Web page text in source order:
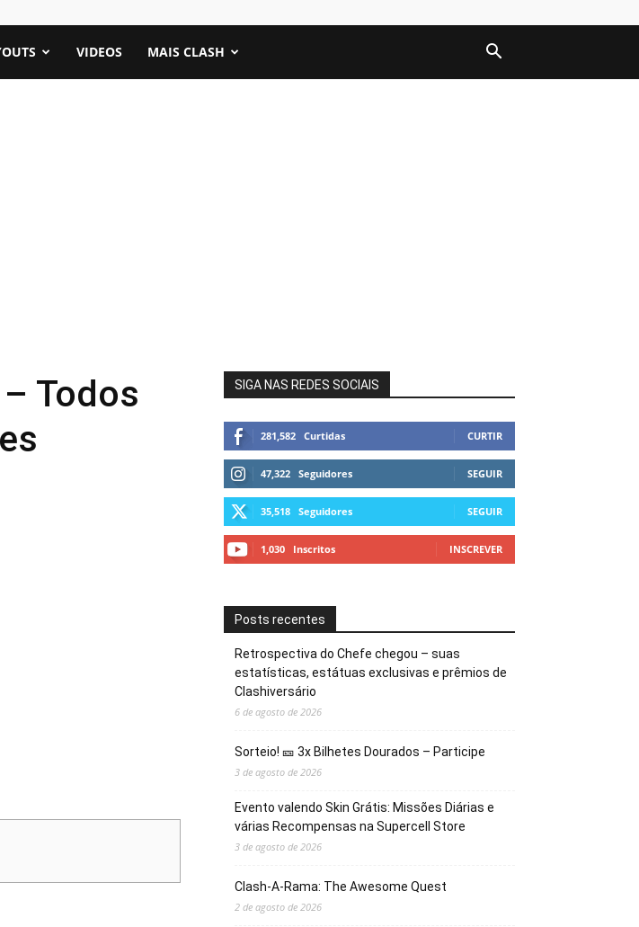
VIDEOS MAIS CLASH
Todos
SIGA NAS REDES SOCIAIS
281,582 Curtidas CURTIR
47,322 Seguidores SEGUIR
35,518 Seguidores SEGUIR
1,030 Inscritos INSCREVER
Posts recentes
Retrospectiva do Chefe chegou – suas
estatísticas, estátuas exclusivas e prêmios de
Clashiversário
6 de agosto de 2026
Sorteio! 🎫 3x Bilhetes Dourados – Participe
3 de agosto de 2026
Evento valendo Skin Grátis: Missões Diárias e
várias Recompensas na Supercell Store
3 de agosto de 2026
Clash-A-Rama: The Awesome Quest
2 de agosto de 2026